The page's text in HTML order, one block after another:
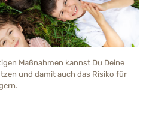
Maßnahmen kannst Du Deine
und damit auch das Risiko für